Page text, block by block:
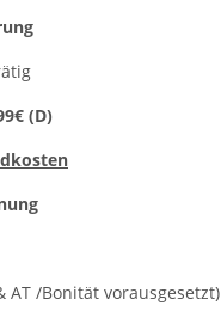
(D)
AT /Bonität vorausgesetzt)